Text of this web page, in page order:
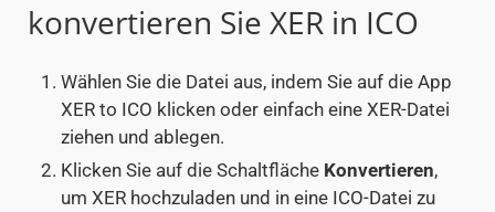
konvertieren Sie XER in ICO
Wählen Sie die Datei aus, indem Sie auf die App
XER to ICO klicken oder einfach eine XER-Datei
ziehen und ablegen.
Klicken Sie auf die Schaltfläche Konvertieren,
um XER hochzuladen und in eine ICO-Datei zu